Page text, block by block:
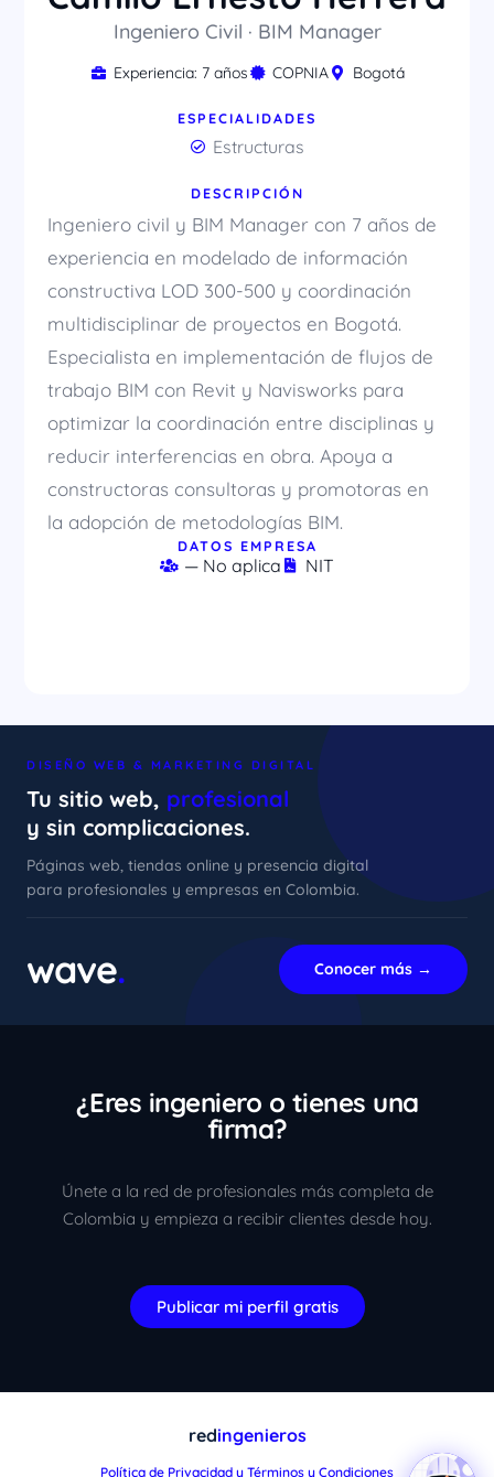
Ingeniero Civil · BIM Manager
Experiencia: 7 años COPNIA Bogotá
ESPECIALIDADES
Estructuras
DESCRIPCIÓN
Ingeniero civil y BIM Manager con 7 años de
experiencia en modelado de información
constructiva LOD 300-500 y coordinación
multidisciplinar de proyectos en Bogotá.
Especialista en implementación de flujos de
trabajo BIM con Revit y Navisworks para
optimizar la coordinación entre disciplinas y
reducir interferencias en obra. Apoya a
constructoras consultoras y promotoras en
la adopción de metodologías BIM.
DATOS EMPRESA
— No aplica NIT
DISEÑO WEB & MARKETING DIGITAL
Tu sitio web, profesional
y sin complicaciones.
Páginas web, tiendas online y presencia digital
para profesionales y empresas en Colombia.
wave. Conocer más →
¿Eres ingeniero o tienes una
firma?
Únete a la red de profesionales más completa de
Colombia y empieza a recibir clientes desde hoy.
Publicar mi perfil gratis
redingenieros
Política de Privacidad y Términos y Condiciones
xImenA